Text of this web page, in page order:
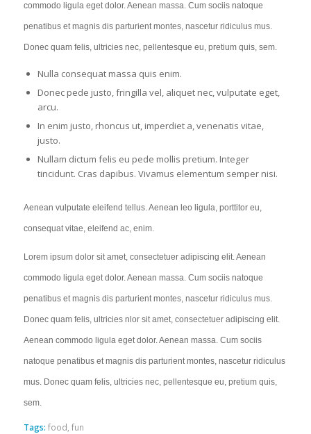
commodo ligula eget dolor. Aenean massa. Cum sociis natoque
penatibus et magnis dis parturient montes, nascetur ridiculus mus.
Donec quam felis, ultricies nec, pellentesque eu, pretium quis, sem.
Nulla consequat massa quis enim.
Donec pede justo, fringilla vel, aliquet nec, vulputate eget,
arcu.
In enim justo, rhoncus ut, imperdiet a, venenatis vitae,
justo.
Nullam dictum felis eu pede mollis pretium. Integer
tincidunt. Cras dapibus. Vivamus elementum semper nisi.
Aenean vulputate eleifend tellus. Aenean leo ligula, porttitor eu,
consequat vitae, eleifend ac, enim.
Lorem ipsum dolor sit amet, consectetuer adipiscing elit. Aenean
commodo ligula eget dolor. Aenean massa. Cum sociis natoque
penatibus et magnis dis parturient montes, nascetur ridiculus mus.
Donec quam felis, ultricies nlor sit amet, consectetuer adipiscing elit.
Aenean commodo ligula eget dolor. Aenean massa. Cum sociis
natoque penatibus et magnis dis parturient montes, nascetur ridiculus
mus. Donec quam felis, ultricies nec, pellentesque eu, pretium quis,
sem.
Tags: food fun